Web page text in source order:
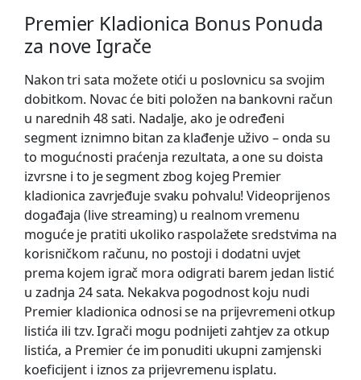
Premier Kladionica Bonus Ponuda
za nove Igrače
Nakon tri sata možete otići u poslovnicu sa svojim
dobitkom. Novac će biti položen na bankovni račun
u narednih 48 sati. Nadalje, ako je određeni
segment iznimno bitan za klađenje uživo – onda su
to mogućnosti praćenja rezultata, a one su doista
izvrsne i to je segment zbog kojeg Premier
kladionica zavrjeđuje svaku pohvalu! Videoprijenos
događaja (live streaming) u realnom vremenu
moguće je pratiti ukoliko raspolažete sredstvima na
korisničkom računu, no postoji i dodatni uvjet
prema kojem igrač mora odigrati barem jedan listić
u zadnja 24 sata. Nekakva pogodnost koju nudi
Premier kladionica odnosi se na prijevremeni otkup
listića ili tzv. Igrači mogu podnijeti zahtjev za otkup
listića, a Premier će im ponuditi ukupni zamjenski
koeficijent i iznos za prijevremenu isplatu.